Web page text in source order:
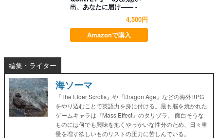
出、あなたに届け―― -
4,500円
Amazonで購入
編集・ライター
海ソーマ
『The Elder Scrolls』や『Dragon Age』などの海外RPG
をやり込むことで英語力を身に付ける。最も脳を焼かれた
ゲームキャラは『Mass Effect』のタリゾラ。 面白そうな
ものには何でも興味を抱くやっかいな性分のため、日々重
量を増す欲しいものリストの圧力に苦しんでいる。